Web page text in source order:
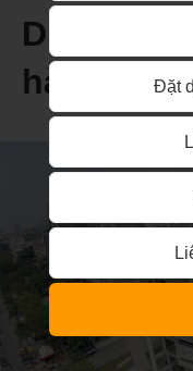
Dịch vụ
hàng đi
Đặt